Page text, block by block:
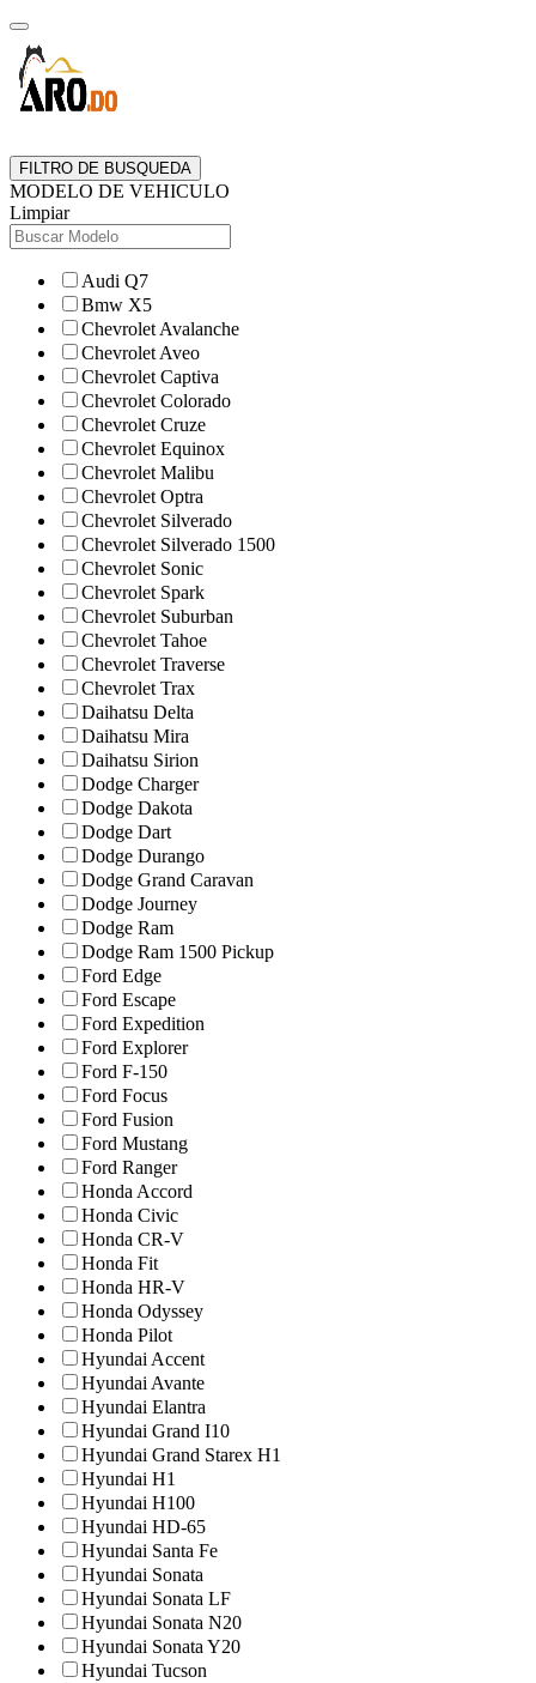
FILTRO DE BUSQUEDA
MODELO DE VEHICULO
Limpiar
Audi Q7
Bmw X5
Chevrolet Avalanche
Chevrolet Aveo
Chevrolet Captiva
Chevrolet Colorado
Chevrolet Cruze
Chevrolet Equinox
Chevrolet Malibu
Chevrolet Optra
Chevrolet Silverado
Chevrolet Silverado 1500
Chevrolet Sonic
Chevrolet Spark
Chevrolet Suburban
Chevrolet Tahoe
Chevrolet Traverse
Chevrolet Trax
Daihatsu Delta
Daihatsu Mira
Daihatsu Sirion
Dodge Charger
Dodge Dakota
Dodge Dart
Dodge Durango
Dodge Grand Caravan
Dodge Journey
Dodge Ram
Dodge Ram 1500 Pickup
Ford Edge
Ford Escape
Ford Expedition
Ford Explorer
Ford F-150
Ford Focus
Ford Fusion
Ford Mustang
Ford Ranger
Honda Accord
Honda Civic
Honda CR-V
Honda Fit
Honda HR-V
Honda Odyssey
Honda Pilot
Hyundai Accent
Hyundai Avante
Hyundai Elantra
Hyundai Grand I10
Hyundai Grand Starex H1
Hyundai H1
Hyundai H100
Hyundai HD-65
Hyundai Santa Fe
Hyundai Sonata
Hyundai Sonata LF
Hyundai Sonata N20
Hyundai Sonata Y20
Hyundai Tucson